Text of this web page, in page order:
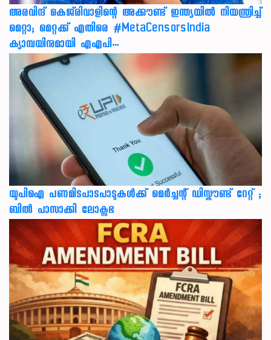
അരവിന്ദ് കെജ്‌രിവാളിന്റെ അക്കൗണ്ട് ഇന്ത്യയിൽ നിയന്ത്രിച്ച്
മെറ്റാ; മെറ്റക്ക് എതിരെ #MetaCensorsIndia
ക്യാമ്പയിനുമായി എഎപി…
യുപിഐ പണമിടപാടപാടുകൾക്ക് മെർച്ചന്റ് ഡിസ്കൗണ്ട് റേറ്റ് ;
ബിൽ പാസാക്കി ലോക്സഭ